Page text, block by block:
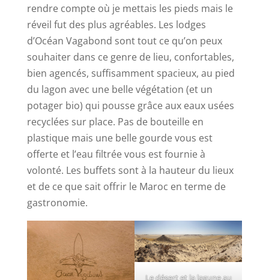
rendre compte où je mettais les pieds mais le
réveil fut des plus agréables. Les lodges
d’Océan Vagabond sont tout ce qu’on peux
souhaiter dans ce genre de lieu, confortables,
bien agencés, suffisamment spacieux, au pied
du lagon avec une belle végétation (et un
potager bio) qui pousse grâce aux eaux usées
recyclées sur place. Pas de bouteille en
plastique mais une belle gourde vous est
offerte et l’eau filtrée vous est fournie à
volonté. Les buffets sont à la hauteur du lieux
et de ce que sait offrir le Maroc en terme de
gastronomie.
Le désert et la lagune au